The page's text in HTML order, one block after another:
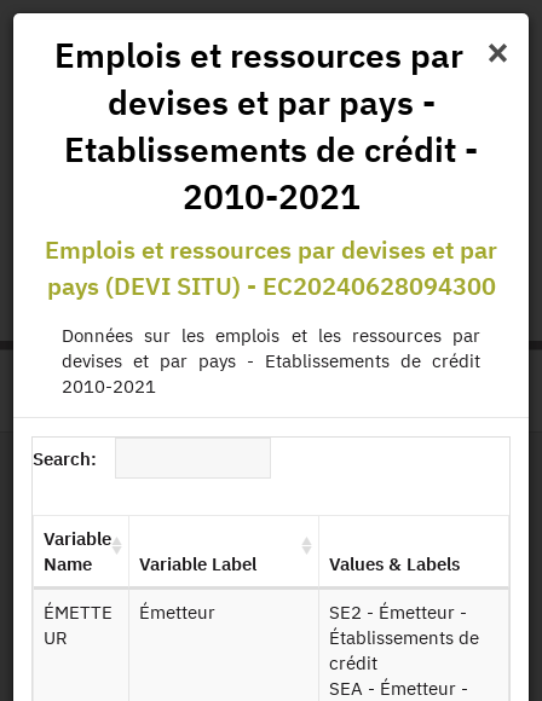
News Data
All Publications
Governance and Missions
status.io EN | FR
> PRODUCT PAGE
Persistent Identifier (DOI)
×
Emplois et ressources par
devises et par pays -
Etablissements de crédit -
2010-2021
Emplois et ressources par devises et par
pays (DEVI SITU) - EC20240628094300
Données sur les emplois et les ressources par
devises et par pays - Etablissements de crédit
2010-2021
Search:
Variable
Name
Variable Label Values & Labels
ÉMETTE
UR
Émetteur
SE2 - Émetteur -
Établissements de
crédit
SEA - Émetteur -